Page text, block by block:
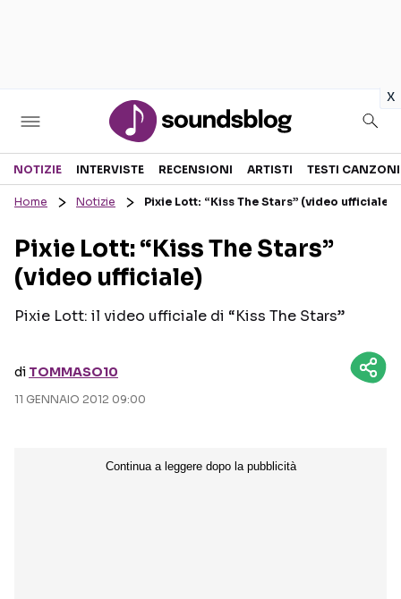
x
Sezioni
RECENSIONI MUSICALI
INTERVISTE
GOSSIP E CURIOSITÀ
TESTI CANZONI
TALENT SHOW
NOTIZIE INTERVISTE RECENSIONI ARTISTI TESTI CANZONI
Home Notizie Pixie Lott: “Kiss The Stars” (video ufficiale)
Pixie Lott: “Kiss The Stars”
(video ufficiale)
Pixie Lott: il video ufficiale di “Kiss The Stars”
di TOMMASO10
11 GENNAIO 2012 09:00